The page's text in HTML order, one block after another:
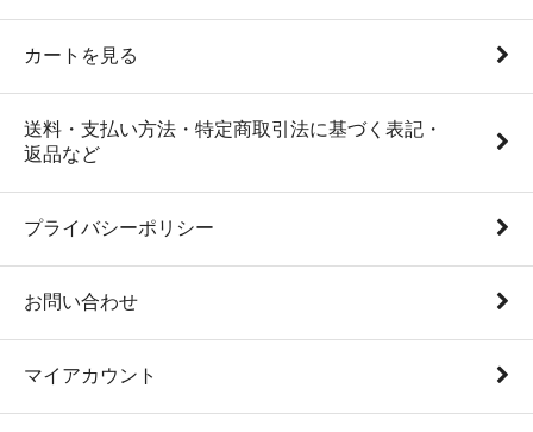
カートを見る
送料・支払い方法・特定商取引法に基づく表記・
返品など
プライバシーポリシー
お問い合わせ
マイアカウント